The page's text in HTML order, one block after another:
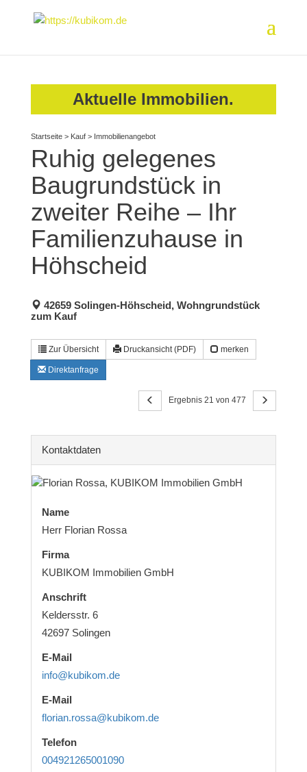
Aktuelle Immobilien.
Startseite> Kauf> Immobilienangebot
Ruhig gelegenes
Baugrundstück in
zweiter Reihe – Ihr
Familienzuhause in
Höhscheid
42659 Solingen-Höhscheid, Wohngrundstück
zum Kauf
Zur Übersicht Druckansicht (PDF) merken
Direktanfrage
Ergebnis 21 von 477
Kontaktdaten
Name
Herr Florian Rossa
Firma
KUBIKOM Immobilien GmbH
Anschrift
Keldersstr. 6
42697 Solingen
E-Mail
info@kubikom.de
E-Mail
florian.rossa@kubikom.de
Telefon
004921265001090